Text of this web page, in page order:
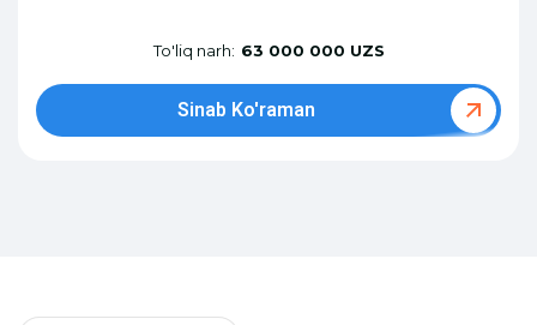
To'liq narh: 63 000 000 UZS
Sinab Ko'raman